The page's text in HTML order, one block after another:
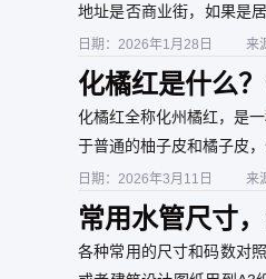
地址是否商业街，如果是
店都会挂出来在网上，可
日期：2026年1月28日 来
化橘红是什么
化橘红全称化州橘红，是
于普通的柚子皮和橘子皮
热水杀菌，烘干，陈化即
日期：2026年3月11日 来
常用水管尺寸
脚长对照，衣
各种常用的尺寸和码数对